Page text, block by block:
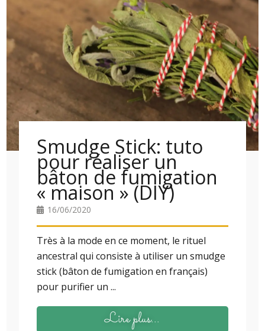
Smudge Stick: tuto
pour réaliser un
bâton de fumigation
« maison » (DIY)
16/06/2020
Très à la mode en ce moment, le rituel
ancestral qui consiste à utiliser un smudge
stick (bâton de fumigation en français)
pour purifier un ...
Lire plus...